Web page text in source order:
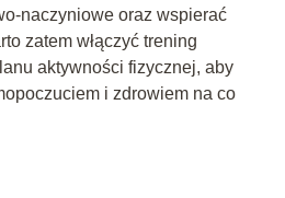
naczyniowe oraz wspierać
zatem włączyć trening
aktywności fizycznej, aby
i zdrowiem na co